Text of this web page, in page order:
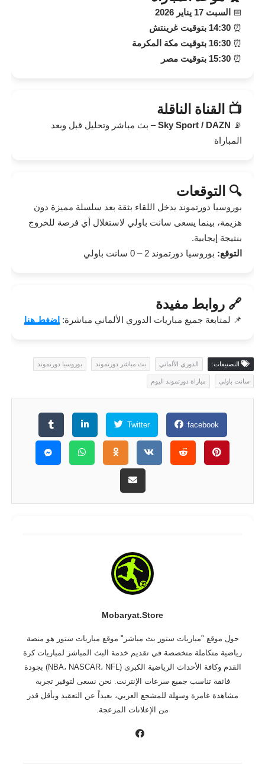
📅 السبت 17 يناير 2026
⏰ 14:30 بتوقيت غرينتش
⏰ 16:30 بتوقيت مكة المكرمة
⏰ 15:30 بتوقيت مصر
📺 القناة الناقلة
📡
Sky Sport / DAZN– بث مباشر وتحليل قبل وبعد
المباراة
🔍 التوقعات
بوروسيا دورتموند يدخل اللقاء بثقة بعد سلسلة مميزة دون
هزيمة، بينما يسعى سانت باولي لاستغلال أي فرصة للخروج
بنتيجة إيجابية.
التوقع: بوروسيا دورتموند 2 – 0 سانت باولي
🔗 روابط مفيدة
📌 لمتابعة جميع مباريات الدوري الألماني مباشرة: اضغط هنا
التصنيفات: الدوري الألماني بث مباشر دورتموند بوروسيا دورتموند
سانت باولي مباراة دورتموند اليوم
facebook
Twitter
Mobaryat.store
حول موقع "مباريات ستور بث مباشر" موقع مباريات ستور هو منصة
رياضية متكاملة متخصصة في تقديم خدمة البث المباشر لمباريات كرة
القدم وكافة الأحداث الرياضية الكبرى (NBA، NASCAR، NFL) بجودة
فائقة تناسب جميع سرعات الإنترنت. نحن نسعى لتوفير تجربة
مشاهدة غامرة وسهلة للمشجع العربي، بعيداً عن التعقيد وبأقل قدر
من الإعلانات المزعجة.